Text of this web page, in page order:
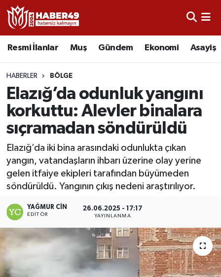
Resmi İlanlar Muş Gündem Ekonomi Asayiş
HABERLER BÖLGE
Elazığ’da odunluk yangını
korkuttu: Alevler binalara
sıçramadan söndürüldü
Elazığ’da iki bina arasındaki odunlukta çıkan
yangın, vatandaşların ihbarı üzerine olay yerine
gelen itfaiye ekipleri tarafından büyümeden
söndürüldü. Yangının çıkış nedeni araştırılıyor.
YAĞMUR CIN
EDITÖR
26.06.2025 - 17:17
YAYINLANMA
Resmi İlanlar
Asayiş
Bölge
Eğitim
Sağlık
Gündem
Spor
Siyaset
Teknoloji
Uşak Nöbetçi Eczaneler
Uşak Hava Durumu
Uşak Namaz Vakitleri
Uşak Trafik Yoğunluk Haritası
Tüm Manşetler
Son Dakika Haberleri
Haber Arşivi